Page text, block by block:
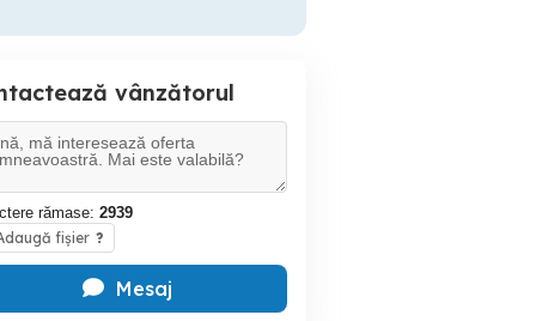
vânzătorul
rămase: 2939
fișier ?
Mesaj